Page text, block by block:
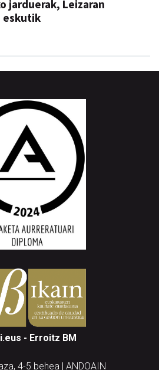
jarduerak, Leizaran
eskutik
- Erroitz BM
4-5 behea | ANDOAIN